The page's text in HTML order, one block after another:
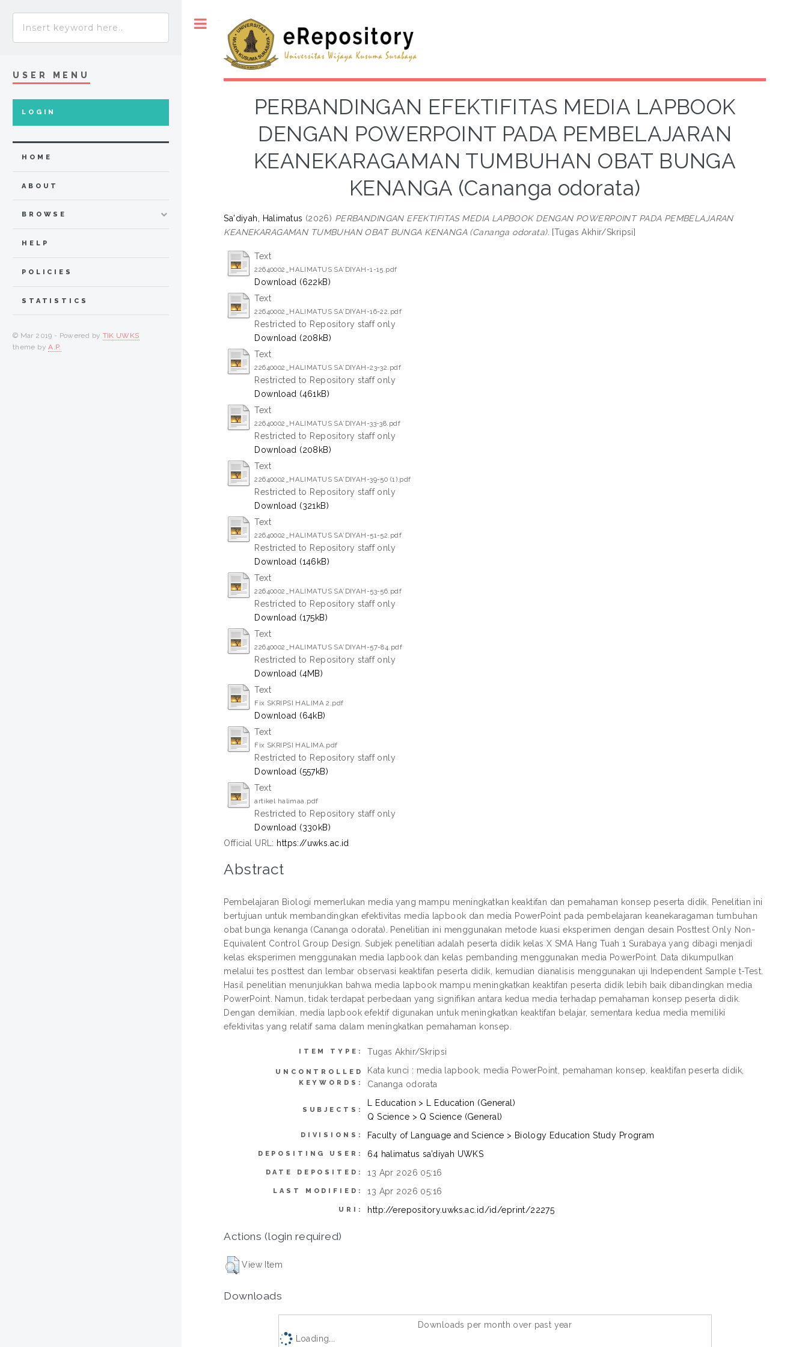
PERBANDINGAN EFEKTIFITAS MEDIA LAPBOOK
DENGAN POWERPOINT PADA PEMBELAJARAN
KEANEKARAGAMAN TUMBUHAN OBAT BUNGA
KENANGA (Cananga odorata)
Sa'diyah, Halimatus (2026) PERBANDINGAN EFEKTIFITAS MEDIA LAPBOOK DENGAN POWERPOINT PADA PEMBELAJARAN
KEANEKARAGAMAN TUMBUHAN OBAT BUNGA KENANGA (Cananga odorata). [Tugas Akhir/Skripsi]
Text
22640002_HALIMATUS SA’DIYAH-1-15.pdf
Download (622kB)
Text
22640002_HALIMATUS SA’DIYAH-16-22.pdf
Restricted to Repository staff only
Download (208kB)
Text
22640002_HALIMATUS SA’DIYAH-23-32.pdf
Restricted to Repository staff only
Download (461kB)
Text
22640002_HALIMATUS SA’DIYAH-33-38.pdf
Restricted to Repository staff only
Download (208kB)
Text
22640002_HALIMATUS SA’DIYAH-39-50 (1).pdf
Restricted to Repository staff only
Download (321kB)
Text
22640002_HALIMATUS SA’DIYAH-51-52.pdf
Restricted to Repository staff only
Download (146kB)
Text
22640002_HALIMATUS SA’DIYAH-53-56.pdf
Restricted to Repository staff only
Download (175kB)
Text
22640002_HALIMATUS SA’DIYAH-57-84.pdf
Restricted to Repository staff only
Download (4MB)
Text
Fix SKRIPSI HALIMA 2.pdf
Download (64kB)
Text
Fix SKRIPSI HALIMA.pdf
Restricted to Repository staff only
Download (557kB)
Text
artikel halimaa.pdf
Restricted to Repository staff only
Download (330kB)
Official URL: https://uwks.ac.id
Abstract
Pembelajaran Biologi memerlukan media yang mampu meningkatkan keaktifan dan pemahaman konsep peserta didik. Penelitian ini
bertujuan untuk membandingkan efektivitas media lapbook dan media PowerPoint pada pembelajaran keanekaragaman tumbuhan
obat bunga kenanga (Cananga odorata). Penelitian ini menggunakan metode kuasi eksperimen dengan desain Posttest Only Non-
Equivalent Control Group Design. Subjek penelitian adalah peserta didik kelas X SMA Hang Tuah 1 Surabaya yang dibagi menjadi
kelas eksperimen menggunakan media lapbook dan kelas pembanding menggunakan media PowerPoint. Data dikumpulkan
melalui tes posttest dan lembar observasi keaktifan peserta didik, kemudian dianalisis menggunakan uji Independent Sample t-Test.
Hasil penelitian menunjukkan bahwa media lapbook mampu meningkatkan keaktifan peserta didik lebih baik dibandingkan media
PowerPoint. Namun, tidak terdapat perbedaan yang signifikan antara kedua media terhadap pemahaman konsep peserta didik.
Dengan demikian, media lapbook efektif digunakan untuk meningkatkan keaktifan belajar, sementara kedua media memiliki
efektivitas yang relatif sama dalam meningkatkan pemahaman konsep.
ITEM TYPE: Tugas Akhir/Skripsi
UNCONTROLLED
KEYWORDS:
Kata kunci : media lapbook, media PowerPoint, pemahaman konsep, keaktifan peserta didik,
Cananga odorata
SUBJECTS:
L Education > L Education (General)
Q Science > Q Science (General)
DIVISIONS: Faculty of Language and Science > Biology Education Study Program
DEPOSITING USER: 64 halimatus sa’diyah UWKS
DATE DEPOSITED: 13 Apr 2026 05:16
LAST MODIFIED: 13 Apr 2026 05:16
URI: http://erepository.uwks.ac.id/id/eprint/22275
Actions (login required)
View Item
Downloads
Downloads per month over past year
Loading...
USER MENU
LOGIN
HOME
ABOUT
BROWSE
HELP
POLICIES
STATISTICS
© Mar 2019 - Powered by TIK UWKS
theme byA.P.
Toggle